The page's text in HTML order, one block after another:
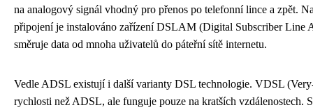
na analogový signál vhodný pro přenos po telefonní lince a zpět.
připojení je instalováno zařízení DSLAM (Digital Subscriber Line
směruje data od mnoha uživatelů do páteřní sítě internetu.
Vedle ADSL existují i další varianty DSL technologie. VDSL
rychlosti než ADSL, ale funguje pouze na kratších vzdálenostech.